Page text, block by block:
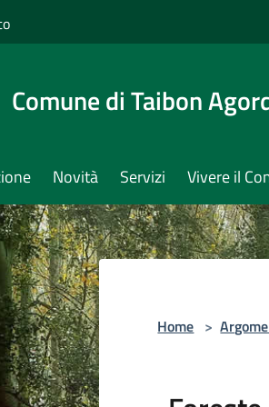
Comune di Taibon
Novità Servizi Vivere il
Home >